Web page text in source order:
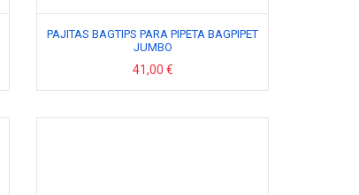
PAJITAS BAGTIPS PARA PIPETA BAGPIPET
JUMBO
41,00 €